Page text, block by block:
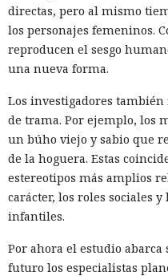
directas, pero al mismo
los personajes femeninos.
reproducen el sesgo
una nueva forma.
Los investigadores
de trama. Por ejemplo, los
un búho viejo y sabio que
de la hoguera. Estas
estereotipos más amplios
carácter, los roles sociales
infantiles.
Por ahora el estudio abarca
futuro los especialistas